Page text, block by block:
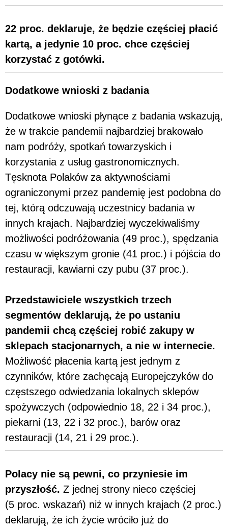
22 proc. deklaruje, że będzie częściej płacić
kartą, a jedynie 10 proc. chce częściej
korzystać z gotówki.
Dodatkowe wnioski z badania
Dodatkowe wnioski płynące z badania wskazują,
że w trakcie pandemii najbardziej brakowało
nam podróży, spotkań towarzyskich i
korzystania z usług gastronomicznych.
Tęsknota Polaków za aktywnościami
ograniczonymi przez pandemię jest podobna do
tej, którą odczuwają uczestnicy badania w
innych krajach. Najbardziej wyczekiwaliśmy
możliwości podróżowania (49 proc.), spędzania
czasu w większym gronie (41 proc.) i pójścia do
restauracji, kawiarni czy pubu (37 proc.).
Przedstawiciele wszystkich trzech
segmentów deklarują, że po ustaniu
pandemii chcą częściej robić zakupy w
sklepach stacjonarnych, a nie w internecie.
Możliwość płacenia kartą jest jednym z
czynników, które zachęcają Europejczyków do
częstszego odwiedzania lokalnych sklepów
spożywczych (odpowiednio 18, 22 i 34 proc.),
piekarni (13, 22 i 32 proc.), barów oraz
restauracji (14, 21 i 29 proc.).
Polacy nie są pewni, co przyniesie im
przyszłość. Z jednej strony nieco częściej
(5 proc. wskazań) niż w innych krajach (2 proc.)
deklarują, że ich życie wróciło już do